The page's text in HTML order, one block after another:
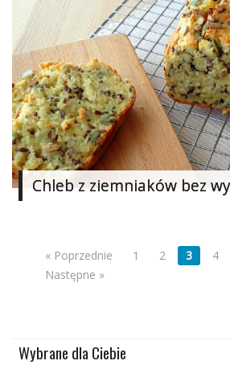
Chleb z ziemniaków bez
« Poprzednie 1 2 3 4
Następne »
Wybrane dla Ciebie